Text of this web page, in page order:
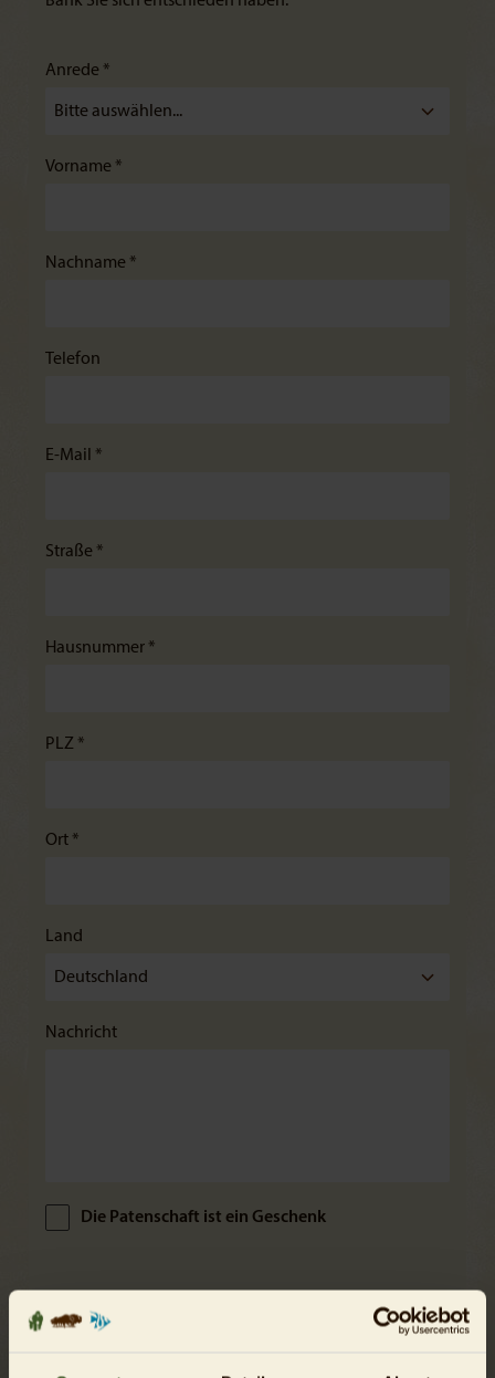
Anrede *
Vorname *
Nachname *
Telefon
E-Mail *
Straße *
Hausnummer *
PLZ *
Ort *
Land
Nachricht
Die Patenschaft ist ein Geschenk